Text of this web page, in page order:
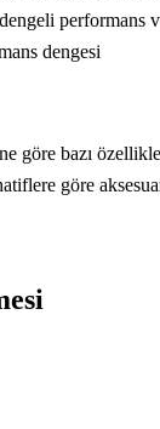
performans
dengesi
göre bazı özellikler
göre